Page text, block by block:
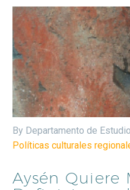
By Departamento de
Políticas culturales
Aysén Quiere